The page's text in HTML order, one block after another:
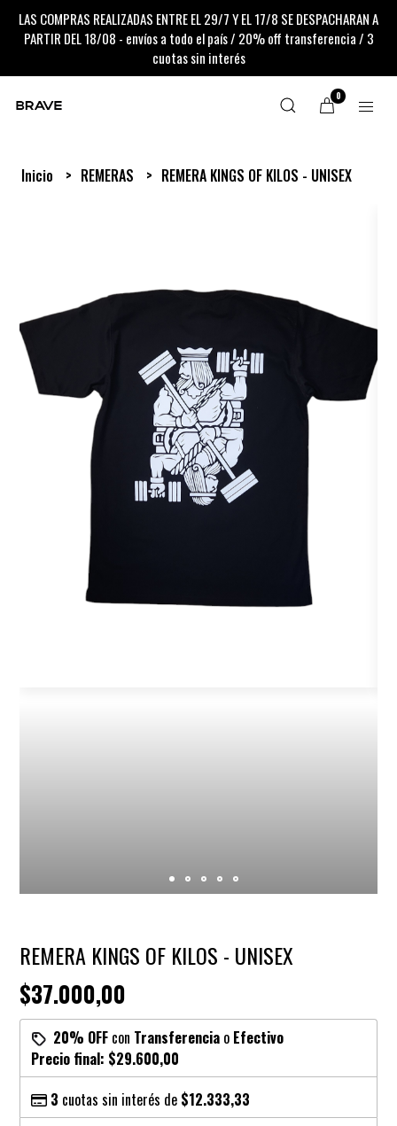
LAS COMPRAS REALIZADAS ENTRE EL 29/7 Y EL 17/8 SE DESPACHARAN A
PARTIR DEL 18/08 - envíos a todo el país / 20% off transferencia / 3
cuotas sin interés
0
Inicio REMERAS REMERA KINGS OF KILOS - UNISEX
REMERA KINGS OF KILOS - UNISEX
$37.000,00
20% OFF con Transferencia o Efectivo
Precio final: $29.600,00
3 cuotas sin interés de $12.333,33